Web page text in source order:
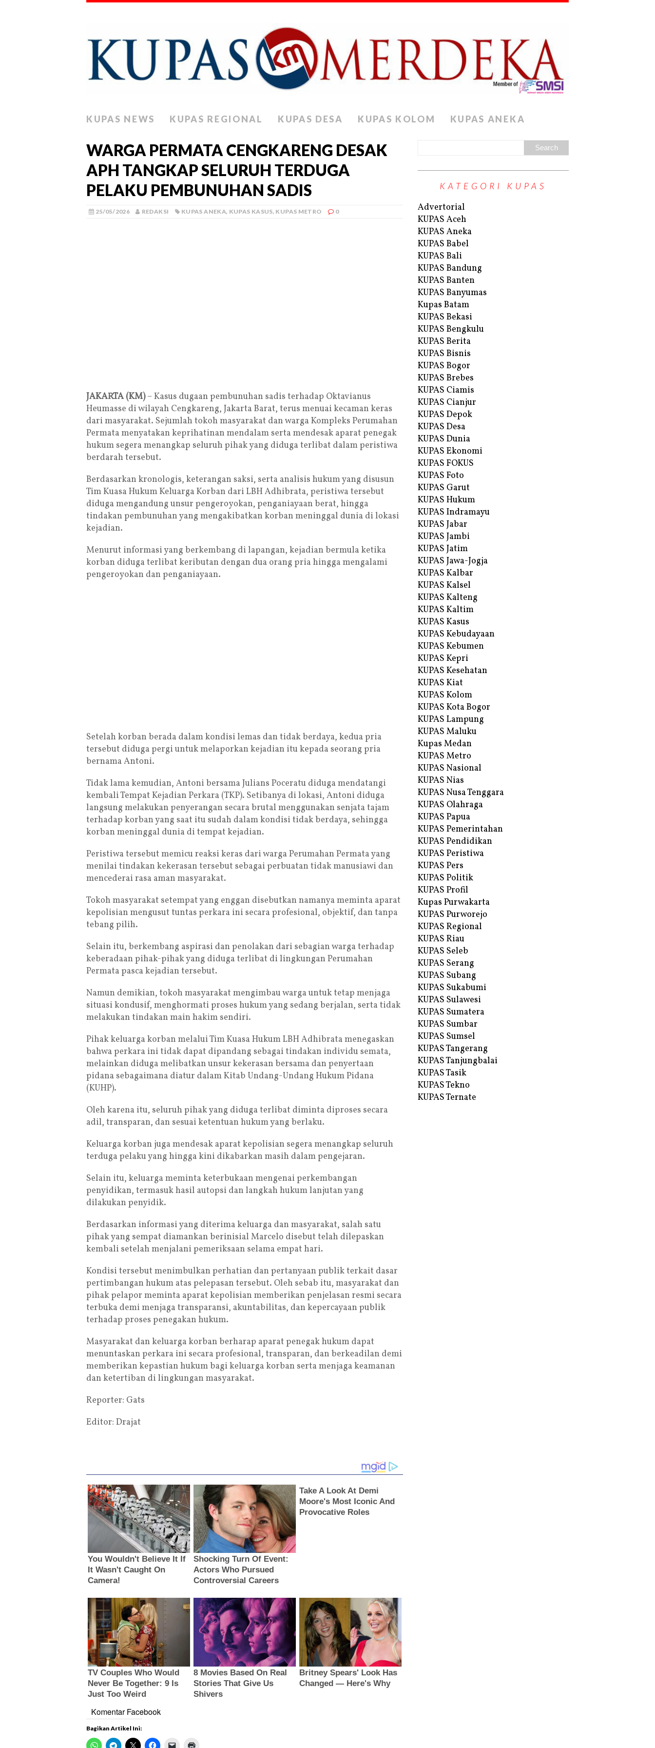
KUPAS NEWS KUPAS REGIONAL KUPAS DESA KUPAS KOLOM KUPAS ANEKA
WARGA PERMATA CENGKARENG DESAK
APH TANGKAP SELURUH TERDUGA
PELAKU PEMBUNUHAN SADIS
25/05/2026 REDAKSI KUPAS ANEKA, KUPAS KASUS, KUPAS METRO 0
JAKARTA (KM)– Kasus dugaan pembunuhan sadis terhadap Oktavianus
Heumasse di wilayah Cengkareng, Jakarta Barat, terus menuai kecaman keras
dari masyarakat. Sejumlah tokoh masyarakat dan warga Kompleks Perumahan
Permata menyatakan keprihatinan mendalam serta mendesak aparat penegak
hukum segera menangkap seluruh pihak yang diduga terlibat dalam peristiwa
berdarah tersebut.
Berdasarkan kronologis, keterangan saksi, serta analisis hukum yang disusun
Tim Kuasa Hukum Keluarga Korban dari LBH Adhibrata, peristiwa tersebut
diduga mengandung unsur pengeroyokan, penganiayaan berat, hingga
tindakan pembunuhan yang mengakibatkan korban meninggal dunia di lokasi
kejadian.
Menurut informasi yang berkembang di lapangan, kejadian bermula ketika
korban diduga terlibat keributan dengan dua orang pria hingga mengalami
pengeroyokan dan penganiayaan.
Setelah korban berada dalam kondisi lemas dan tidak berdaya, kedua pria
tersebut diduga pergi untuk melaporkan kejadian itu kepada seorang pria
bernama Antoni.
Tidak lama kemudian, Antoni bersama Julians Poceratu diduga mendatangi
kembali Tempat Kejadian Perkara (TKP). Setibanya di lokasi, Antoni diduga
langsung melakukan penyerangan secara brutal menggunakan senjata tajam
terhadap korban yang saat itu sudah dalam kondisi tidak berdaya, sehingga
korban meninggal dunia di tempat kejadian.
Peristiwa tersebut memicu reaksi keras dari warga Perumahan Permata yang
menilai tindakan kekerasan tersebut sebagai perbuatan tidak manusiawi dan
mencederai rasa aman masyarakat.
Tokoh masyarakat setempat yang enggan disebutkan namanya meminta aparat
kepolisian mengusut tuntas perkara ini secara profesional, objektif, dan tanpa
tebang pilih.
Selain itu, berkembang aspirasi dan penolakan dari sebagian warga terhadap
keberadaan pihak-pihak yang diduga terlibat di lingkungan Perumahan
Permata pasca kejadian tersebut.
Namun demikian, tokoh masyarakat mengimbau warga untuk tetap menjaga
situasi kondusif, menghormati proses hukum yang sedang berjalan, serta tidak
melakukan tindakan main hakim sendiri.
Pihak keluarga korban melalui Tim Kuasa Hukum LBH Adhibrata menegaskan
bahwa perkara ini tidak dapat dipandang sebagai tindakan individu semata,
melainkan diduga melibatkan unsur kekerasan bersama dan penyertaan
pidana sebagaimana diatur dalam Kitab Undang-Undang Hukum Pidana
(KUHP).
Oleh karena itu, seluruh pihak yang diduga terlibat diminta diproses secara
adil, transparan, dan sesuai ketentuan hukum yang berlaku.
Keluarga korban juga mendesak aparat kepolisian segera menangkap seluruh
terduga pelaku yang hingga kini dikabarkan masih dalam pengejaran.
Selain itu, keluarga meminta keterbukaan mengenai perkembangan
penyidikan, termasuk hasil autopsi dan langkah hukum lanjutan yang
dilakukan penyidik.
Berdasarkan informasi yang diterima keluarga dan masyarakat, salah satu
pihak yang sempat diamankan berinisial Marcelo disebut telah dilepaskan
kembali setelah menjalani pemeriksaan selama empat hari.
Kondisi tersebut menimbulkan perhatian dan pertanyaan publik terkait dasar
pertimbangan hukum atas pelepasan tersebut. Oleh sebab itu, masyarakat dan
pihak pelapor meminta aparat kepolisian memberikan penjelasan resmi secara
terbuka demi menjaga transparansi, akuntabilitas, dan kepercayaan publik
terhadap proses penegakan hukum.
Masyarakat dan keluarga korban berharap aparat penegak hukum dapat
menuntaskan perkara ini secara profesional, transparan, dan berkeadilan demi
memberikan kepastian hukum bagi keluarga korban serta menjaga keamanan
dan ketertiban di lingkungan masyarakat.
Reporter: Gats
Editor: Drajat
Komentar Facebook
Bagikan Artikel Ini:
KATEGORI KUPAS
Advertorial
KUPAS Aceh
KUPAS Aneka
KUPAS Babel
KUPAS Bali
KUPAS Bandung
KUPAS Banten
KUPAS Banyumas
Kupas Batam
KUPAS Bekasi
KUPAS Bengkulu
KUPAS Berita
KUPAS Bisnis
KUPAS Bogor
KUPAS Brebes
KUPAS Ciamis
KUPAS Cianjur
KUPAS Depok
KUPAS Desa
KUPAS Dunia
KUPAS Ekonomi
KUPAS FOKUS
KUPAS Foto
KUPAS Garut
KUPAS Hukum
KUPAS Indramayu
KUPAS Jabar
KUPAS Jambi
KUPAS Jatim
KUPAS Jawa-Jogja
KUPAS Kalbar
KUPAS Kalsel
KUPAS Kalteng
KUPAS Kaltim
KUPAS Kasus
KUPAS Kebudayaan
KUPAS Kebumen
KUPAS Kepri
KUPAS Kesehatan
KUPAS Kiat
KUPAS Kolom
KUPAS Kota Bogor
KUPAS Lampung
KUPAS Maluku
Kupas Medan
KUPAS Metro
KUPAS Nasional
KUPAS Nias
KUPAS Nusa Tenggara
KUPAS Olahraga
KUPAS Papua
KUPAS Pemerintahan
KUPAS Pendidikan
KUPAS Peristiwa
KUPAS Pers
KUPAS Politik
KUPAS Profil
Kupas Purwakarta
KUPAS Purworejo
KUPAS Regional
KUPAS Riau
KUPAS Seleb
KUPAS Serang
KUPAS Subang
KUPAS Sukabumi
KUPAS Sulawesi
KUPAS Sumatera
KUPAS Sumbar
KUPAS Sumsel
KUPAS Tangerang
KUPAS Tanjungbalai
KUPAS Tasik
KUPAS Tekno
KUPAS Ternate